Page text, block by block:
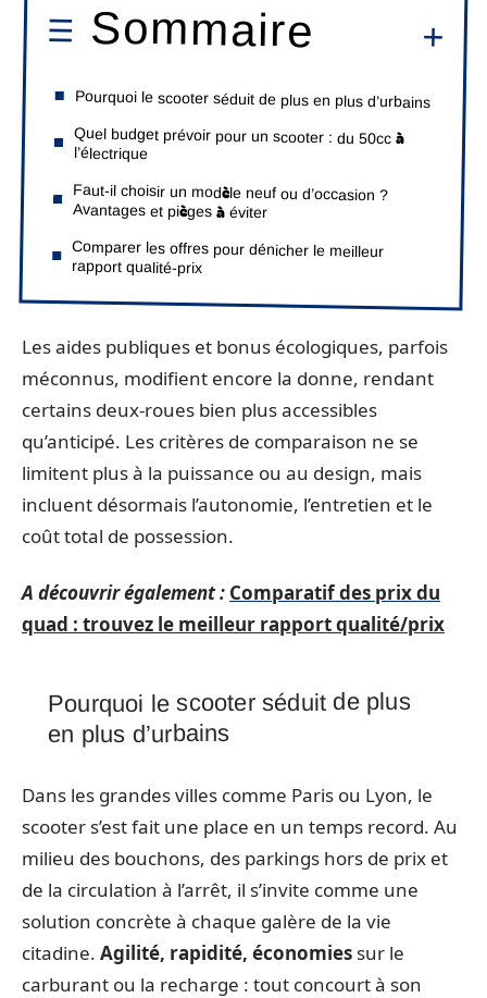
Sommaire
Pourquoi le scooter séduit de plus en plus d’urbains
Quel budget prévoir pour un scooter : du 50cc à
l’électrique
Faut-il choisir un modèle neuf ou d’occasion ?
Avantages et pièges à éviter
Comparer les offres pour dénicher le meilleur
rapport qualité-prix
Les aides publiques et bonus écologiques, parfois
méconnus, modifient encore la donne, rendant
certains deux-roues bien plus accessibles
qu’anticipé. Les critères de comparaison ne se
limitent plus à la puissance ou au design, mais
incluent désormais l’autonomie, l’entretien et le
coût total de possession.
A découvrir également : Comparatif des prix du
quad : trouvez le meilleur rapport qualité/prix
Pourquoi le scooter séduit de plus
en plus d’urbains
Dans les grandes villes comme Paris ou Lyon, le
scooter s’est fait une place en un temps record. Au
milieu des bouchons, des parkings hors de prix et
de la circulation à l’arrêt, il s’invite comme une
solution concrète à chaque galère de la vie
citadine. Agilité, rapidité, économies sur le
carburant ou la recharge : tout concourt à son